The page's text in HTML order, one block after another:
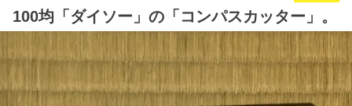
100均「ダイソー」の「コンパスカッター」。